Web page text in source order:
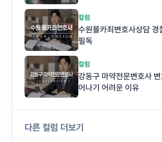
컬럼
수원몰카죄변호사상담 경
필독
컬럼
강동구 마약전문변호사
어나기 어려운 이유
다른 컬럼 더보기